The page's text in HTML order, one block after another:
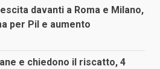
davanti a Roma e Milano,
per Pil e aumento
e chiedono il riscatto, 4